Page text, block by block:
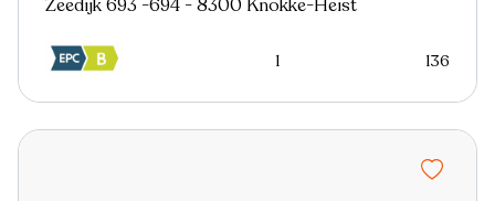
Zeedijk 693 -694 - 8300 Knokke-Heist
1 136